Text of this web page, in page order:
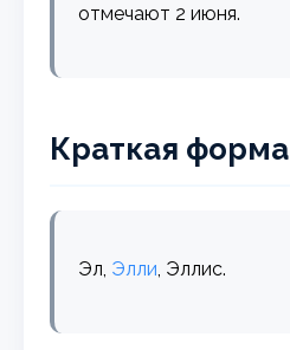
отмечают 2 июня.
Краткая форма
Эл, Элли, Эллис.